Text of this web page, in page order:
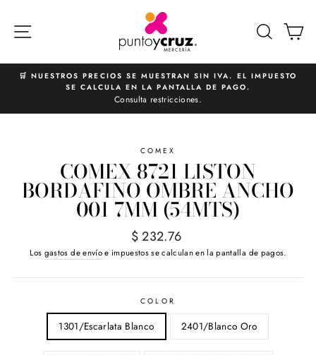
directamente
diapositivas
🛒 NUESTROS PRECIOS SE MUESTRAN SIN IVA. EL IMPUESTO
SE CALCULA EN LA PANTALLA DE PAGO.
Consulta restricciones.
COMEX
COMEX 8721 LISTON
BORDAFINO OMBRE ANCHO
001 7MM (54MTS)
Precio
habitual
$ 232.76
Los gastos de envíoe impuestos se calculan en la pantalla de pagos.
COLOR
1301/Escarlata Blanco 2401/Blanco Oro